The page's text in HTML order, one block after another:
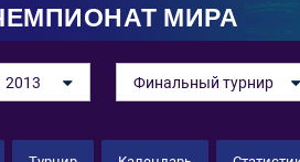
МИРА
2013 Финальный турнир